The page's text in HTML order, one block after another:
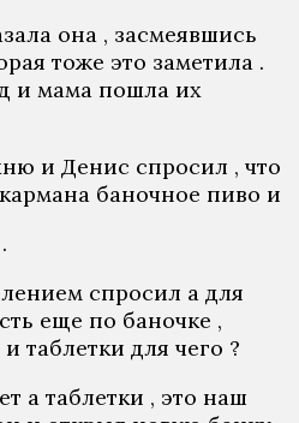
она , засмеявшись
тоже это заметила .
и мама пошла их
и Денис спросил , что
баночное пиво и
спросил а для
еще по баночке ,
таблетки для чего ?
а таблетки , это наш